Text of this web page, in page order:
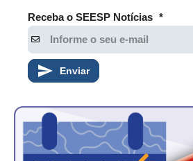
Receba o SEESP Notícias *
Enviar